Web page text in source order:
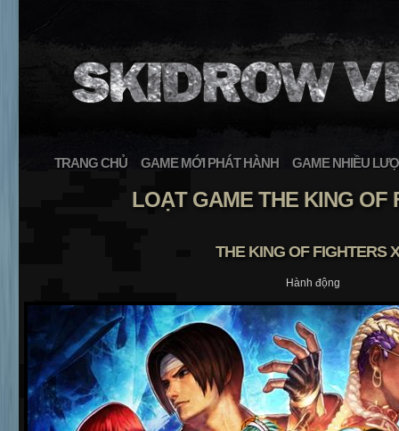
TRANG CHỦ GAME MỚI PHÁT HÀNH GAME NHIỀU
LOẠT GAME THE KING OF
THE KING OF FIGHTERS
Hành động